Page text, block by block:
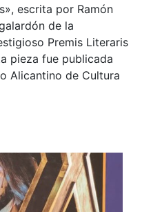
, escrita por Ramón
de la
Premis Literaris
pieza fue publicada
Alicantino de Cultura